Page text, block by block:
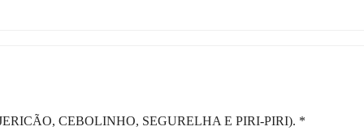
CEBOLINHO, SEGURELHA E PIRI-PIRI). *